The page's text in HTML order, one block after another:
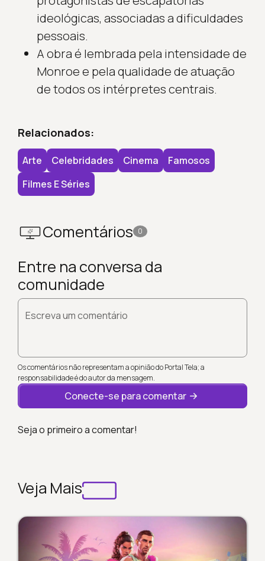
ideológicas, associadas a dificuldades
pessoais.
A obra é lembrada pela intensidade de
Monroe e pela qualidade de atuação
de todos os intérpretes centrais.
Relacionados:
Arte Celebridades Cinema
Famosos
Filmes E Séries
Comentários 0
Entre na conversa da
comunidade
Escreva um comentário
Os comentários não representam a opinião do Portal Tela; a
responsabilidade é do autor da mensagem.
Conecte-se para comentar
Seja o primeiro a comentar!
Veja Mais